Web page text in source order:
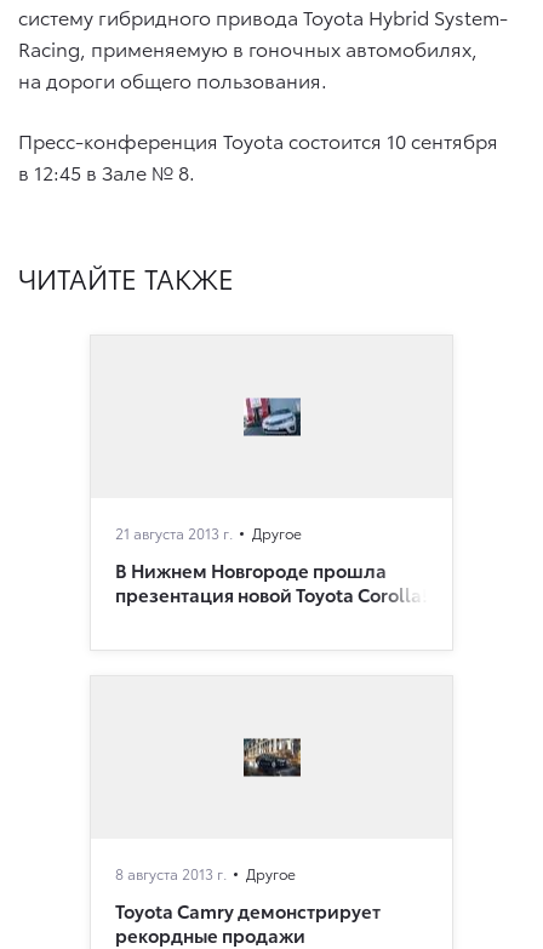
систему гибридного привода Toyota Hybrid System-
Racing, применяемую в гоночных автомобилях,
на дороги общего пользования.
Пресс-конференция Toyota состоится 10 сентября
в 12:45 в Зале № 8.
ЧИТАЙТЕ ТАКЖЕ
21 августа 2013 г. Другое
В Нижнем Новгороде прошла
презентация новой Toyota Corolla!
8 августа 2013 г. Другое
Toyota Camry демонстрирует
рекордные продажи